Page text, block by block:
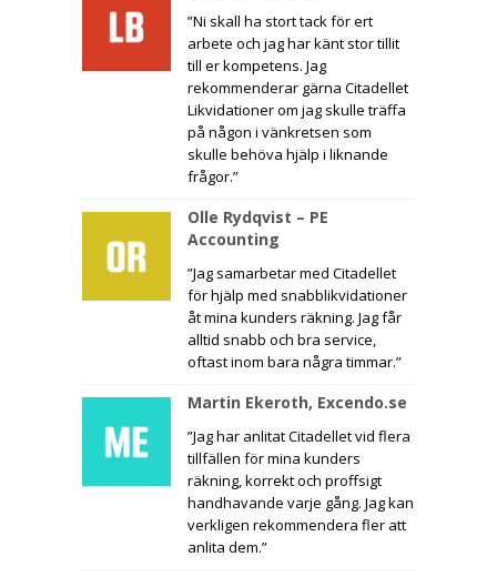
”Ni skall ha stort tack för ert
arbete och jag har känt stor tillit
till er kompetens. Jag
rekommenderar gärna Citadellet
Likvidationer om jag skulle träffa
på någon i vänkretsen som
skulle behöva hjälp i liknande
frågor.”
Olle Rydqvist – PE
Accounting
”Jag samarbetar med Citadellet
för hjälp med snabblikvidationer
åt mina kunders räkning. Jag får
alltid snabb och bra service,
oftast inom bara några timmar.”
Martin Ekeroth, Excendo.se
”Jag har anlitat Citadellet vid flera
tillfällen för mina kunders
räkning, korrekt och proffsigt
handhavande varje gång. Jag kan
verkligen rekommendera fler att
anlita dem.”